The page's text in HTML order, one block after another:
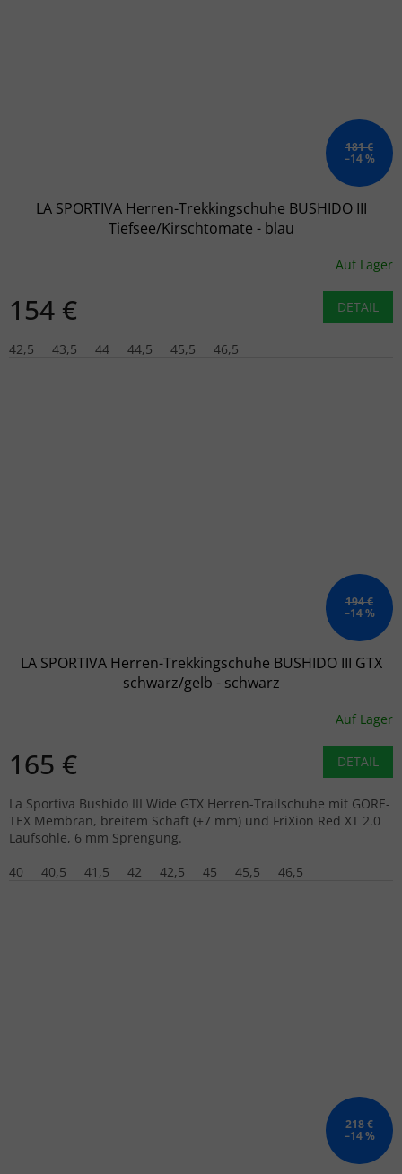
181 €
–14 %
LA SPORTIVA Herren-Trekkingschuhe BUSHIDO III
Tiefsee/Kirschtomate - blau
Auf Lager
154 € DETAIL
42,5 43,5 44 44,5 45,5 46,5
194 €
–14 %
LA SPORTIVA Herren-Trekkingschuhe BUSHIDO III GTX
schwarz/gelb - schwarz
Auf Lager
165 € DETAIL
La Sportiva Bushido III Wide GTX Herren-Trailschuhe mit GORE-
TEX Membran, breitem Schaft (+7 mm) und FriXion Red XT 2.0
Laufsohle, 6 mm Sprengung.
40
40,5 41,5 42 42,5 45 45,5 46,5
218 €
–14 %